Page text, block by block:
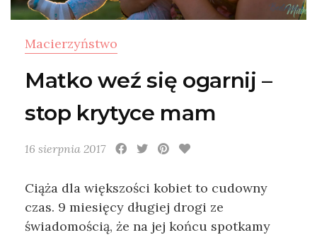
Macierzyństwo
Matko weź się ogarnij –
stop krytyce mam
16 sierpnia 2017
Ciąża dla większości kobiet to cudowny
czas. 9 miesięcy długiej drogi ze
świadomością, że na jej końcu spotkamy